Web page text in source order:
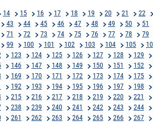
14 15 16 17 18 19 20 21 22
43 44 45 46 47 48 49 50 51
71 72 73 74 75 76 77 78 79
99 100 101 102 103 104 105
123 124 125 126 127 128 129
146 147 148 149 150 151 152
169 170 171 172 173 174 175
192 193 194 195 196 197 198
215 216 217 218 219 220 221
238 239 240 241 242 243 244
261 262 263 264 265 266 267